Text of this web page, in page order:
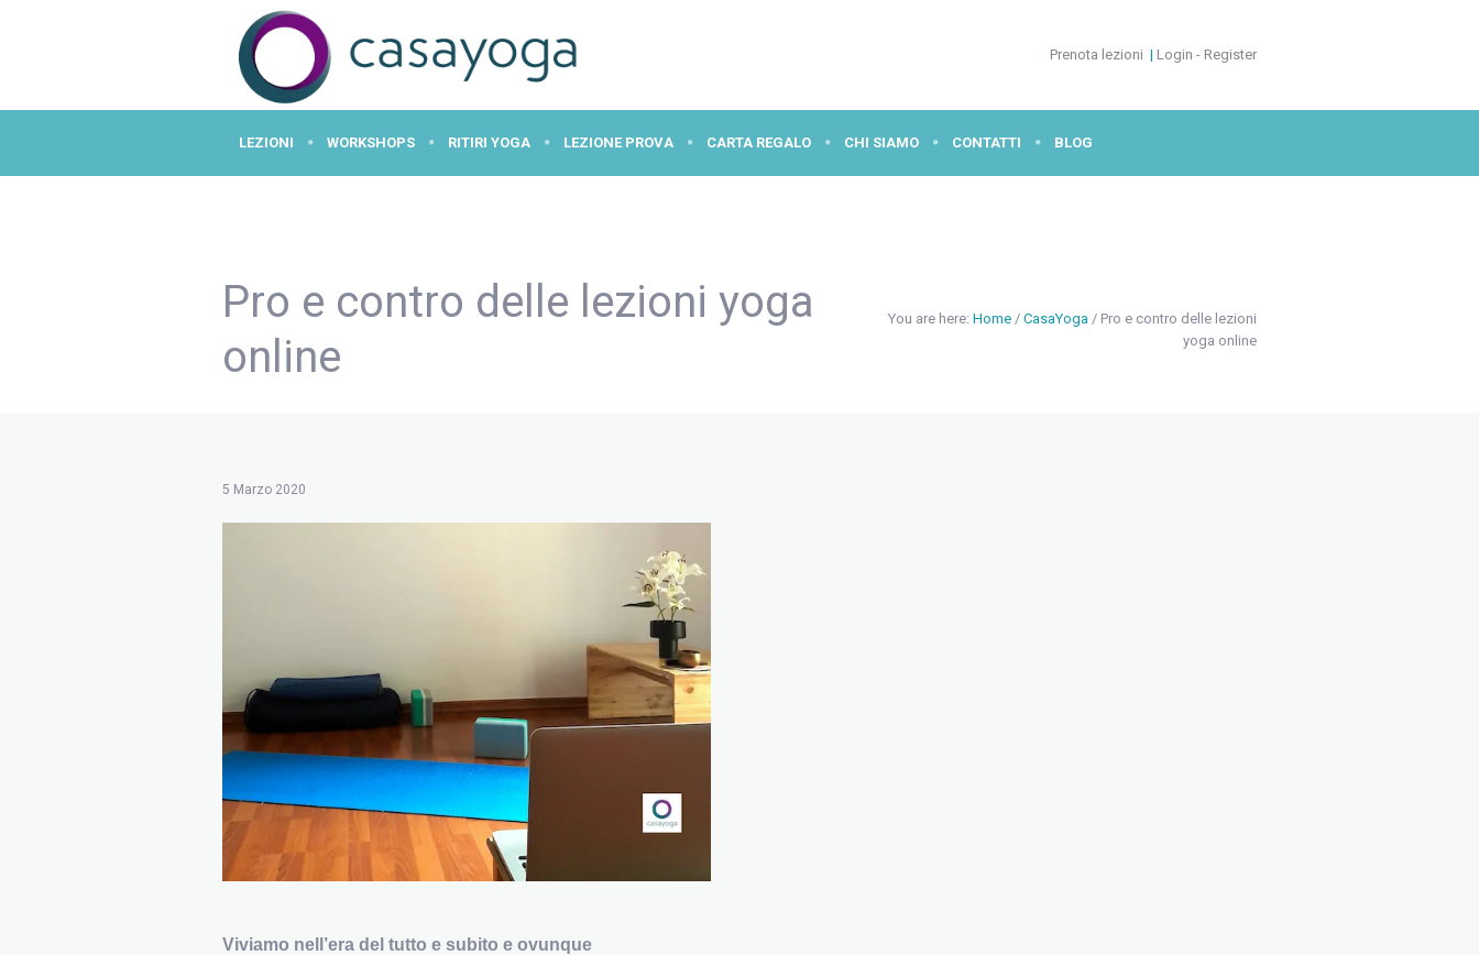
Prenota lezioni | Login - Register
LEZIONI WORKSHOPS RITIRI YOGA LEZIONE PROVA CARTA REGALO CHI SIAMO CONTATTI BLOG
Pro e contro delle lezioni yoga
online
You are here: Home / CasaYoga / Pro e contro delle lezioni
yoga online
5 Marzo 2020
Viviamo nell’era del tutto e subito e ovunque